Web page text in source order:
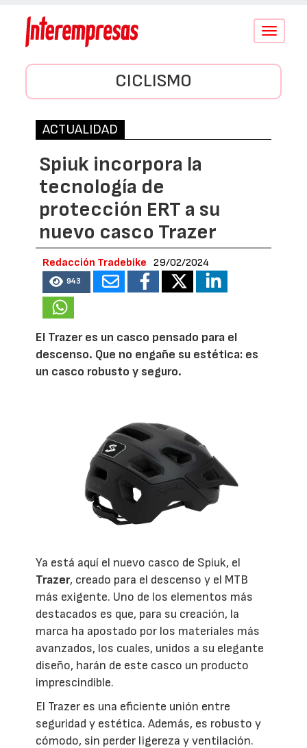
Conmutar
CICLISMO
ACTUALIDAD
Spiuk incorpora la
tecnología de
protección ERT a su
nuevo casco Trazer
Redacción Tradebike 29/02/2024
943
El Trazer es un casco pensado para el
descenso. Que no engañe su estética: es
un casco robusto y seguro.
Ya está aquí el nuevo casco de Spiuk, el
Trazer, creado para el descenso y el MTB
más exigente. Uno de los elementos más
destacados es que, para su creación, la
marca ha apostado por los materiales más
avanzados, los cuales, unidos a su elegante
diseño, harán de este casco un producto
imprescindible.
El Trazer es una eficiente unión entre
seguridad y estética. Además, es robusto y
cómodo, sin perder ligereza y ventilación.